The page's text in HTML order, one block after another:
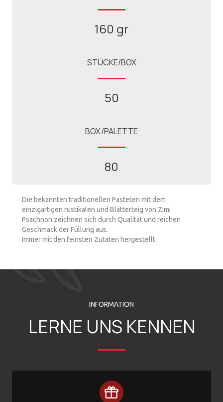
160 gr
STÜCKE/BOX
50
BOX/PALETTE
80
Die bekannten traditionellen Pasteten mit dem
einzigartigen rustikalen und Blätterteig von Zimi
Psachnon zeichnen sich durch Qualität und reichen
Geschmack der Füllung aus.
Immer mit den feinsten Zutaten hergestellt.
INFORMATION
LERNE UNS KENNEN